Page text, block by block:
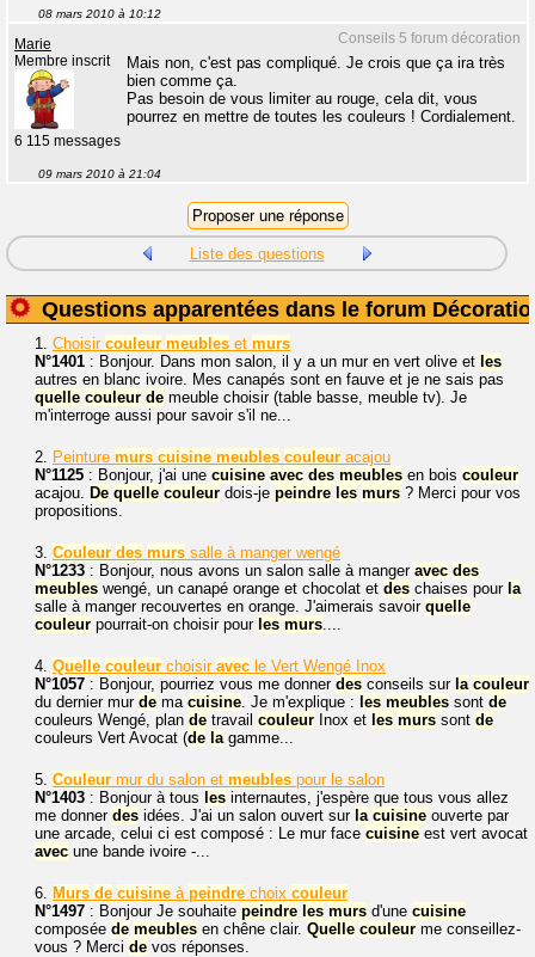
08 mars 2010 à 10:12
Conseils 5 forum décoration
Marie
Membre inscrit
6 115 messages
Mais non, c'est pas compliqué. Je crois que ça ira très
bien comme ça.
Pas besoin de vous limiter au rouge, cela dit, vous
pourrez en mettre de toutes les couleurs ! Cordialement.
09 mars 2010 à 21:04
Liste des questions
Questions apparentées dans le forum
1. Choisir couleur meubles et murs
N°1401 : Bonjour. Dans mon salon, il y a un mur en vert olive et les
autres en blanc ivoire. Mes canapés sont en fauve et je ne sais pas
quelle couleur de meuble choisir (table basse, meuble tv). Je
m'interroge aussi pour savoir s'il ne...
2. Peinture murs cuisine meubles couleur acajou
N°1125 : Bonjour, j'ai une cuisine avec des meubles en bois couleur
acajou. De quelle couleur dois-je peindre les murs ? Merci pour vos
propositions.
3. Couleur des murs salle à manger wengé
N°1233 : Bonjour, nous avons un salon salle à manger avec des
meubles wengé, un canapé orange et chocolat et des chaises pour la
salle à manger recouvertes en orange. J'aimerais savoir quelle
couleur pourrait-on choisir pour les murs....
4. Quelle couleur choisir avec le Vert Wengé Inox
N°1057 : Bonjour, pourriez vous me donner des conseils sur la couleur
du dernier mur de ma cuisine. Je m'explique : les meubles sont de
couleurs Wengé, plan de travail couleur Inox et les murs sont de
couleurs Vert Avocat (de lagamme...
5. Couleur mur du salon et meubles pour le salon
N°1403 : Bonjour à tous les internautes, j'espère que tous vous allez
me donner des idées. J'ai un salon ouvert sur la cuisine ouverte par
une arcade, celui ci est composé : Le mur face cuisine est vert avocat
avec une bande ivoire -...
6. Murs de cuisine à peindre choix couleur
N°1497 : Bonjour Je souhaite peindre les murs d'une cuisine
composée de meubles en chêne clair. Quelle couleur me conseillez-
vous ? Merci de vos réponses.